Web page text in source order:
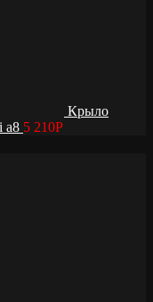
Крыло
a8 5 210Р